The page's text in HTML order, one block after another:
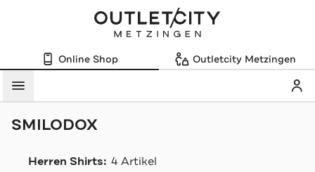
Online Shop Outletcity Metzingen
Menü
SMILODOX
Herren Shirts: 4 Artikel